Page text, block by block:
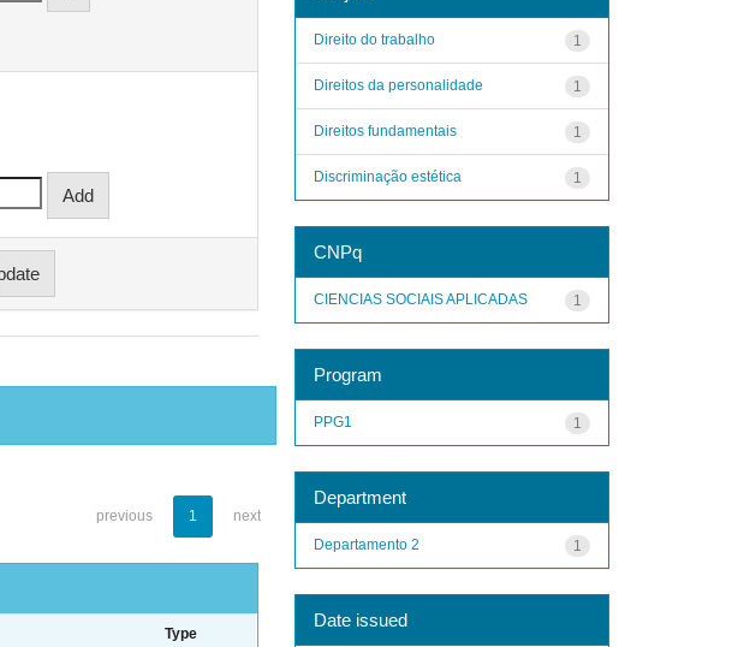
previous 1 next
Type
1
Direito do trabalho
1
Direitos da personalidade
1
Direitos fundamentais
1
Discriminação estética
CNPq
1
CIENCIAS SOCIAIS APLICADAS
Program
1
PPG1
Department
1
Departamento 2
Date issued